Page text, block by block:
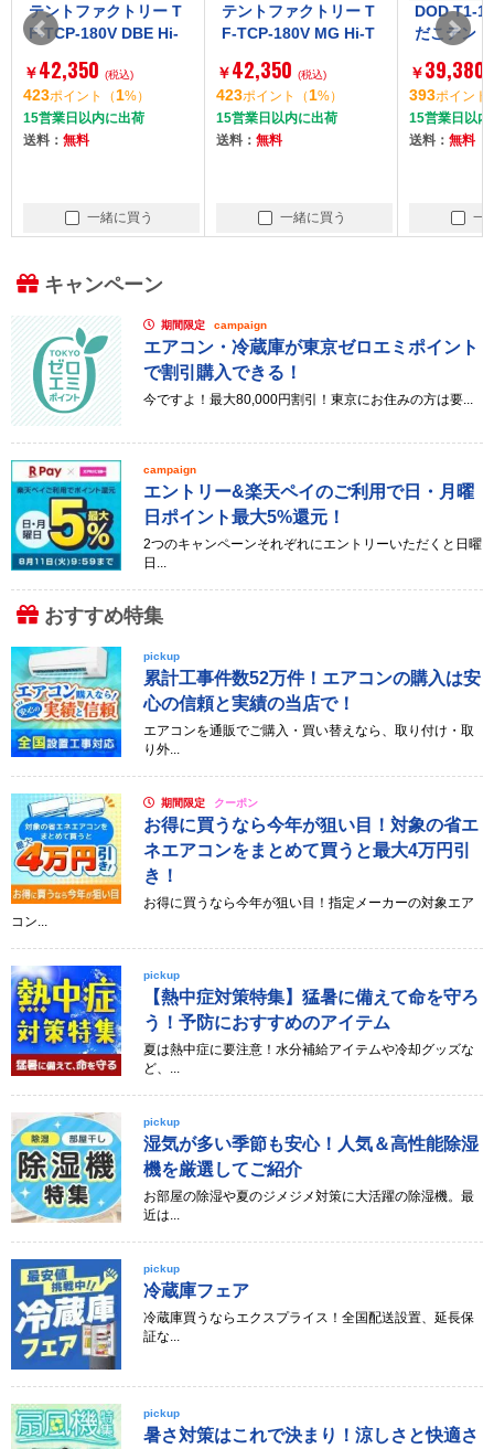
テントファクトリー T
F-TCP-180V DBE Hi-
80V ダークベージュ
￥42,350 (税込)
423ポイント （ 1%）
15営業日以内に出荷
送料： 無料
一緒に買う
テントファクトリー T
F-TCP-180V MG Hi-T
0V モスグリーン
￥42,350 (税込)
423ポイント （ 1%）
15営業日以内に出荷
送料： 無料
一緒に買う
DOD T1-
だこテン
￥39,380
393ポイント
15営業日以内
送料： 無料
一
キャンペーン
期間限定 campaign
エアコン・冷蔵庫が東京ゼロエミポイント
で割引購入できる！
今ですよ！最大80,000円割引！東京にお住みの方は要...
campaign
エントリー&楽天ペイのご利用で日・月曜
日ポイント最大5%還元！
2つのキャンペーンそれぞれにエントリーいただくと日曜
日...
おすすめ特集
pickup
累計工事件数52万件！エアコンの購入は安
心の信頼と実績の当店で！
エアコンを通販でご購入・買い替えなら、取り付け・取
り外...
期間限定 クーポン
お得に買うなら今年が狙い目！対象の省エ
ネエアコンをまとめて買うと最大4万円引
き！
お得に買うなら今年が狙い目！指定メーカーの対象エア
コン...
pickup
【熱中症対策特集】猛暑に備えて命を守ろ
う！予防におすすめのアイテム
夏は熱中症に要注意！水分補給アイテムや冷却グッズな
ど、...
pickup
湿気が多い季節も安心！人気＆高性能除湿
機を厳選してご紹介
お部屋の除湿や夏のジメジメ対策に大活躍の除湿機。最
近は...
pickup
冷蔵庫フェア
冷蔵庫買うならエクスプライス！全国配送設置、延長保
証な...
pickup
暑さ対策はこれで決まり！涼しさと快適さ